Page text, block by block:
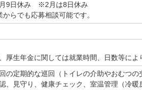
9日休み ※2月は8日休み
からでも応募相談可能です。
厚生年金に関しては就業時間、日数等によ
の定期的な巡回（トイレの介助やおむつ
、見守り、健康チェック、室温管理（冷